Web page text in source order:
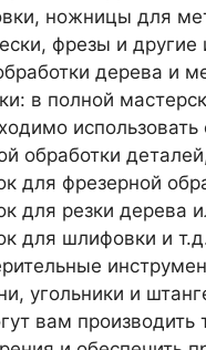
ножницы для
фрезы и другие
дерева и
в полной
использовать
обработки
для фрезерной
для резки дерева
для шлифовки и
угольники и
вам производить